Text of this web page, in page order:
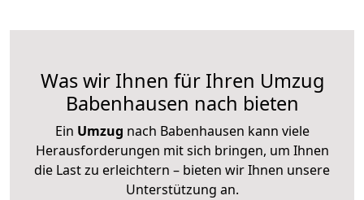
Was wir Ihnen für Ihren Umzug
Babenhausen nach bieten
Ein Umzug nach Babenhausen kann viele
Herausforderungen mit sich bringen, um Ihnen
die Last zu erleichtern – bieten wir Ihnen unsere
Unterstützung an.